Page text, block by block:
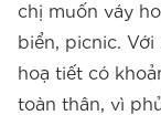
chị muốn váy
biển, picnic. Với
hoạ tiết có
toàn thân, vì